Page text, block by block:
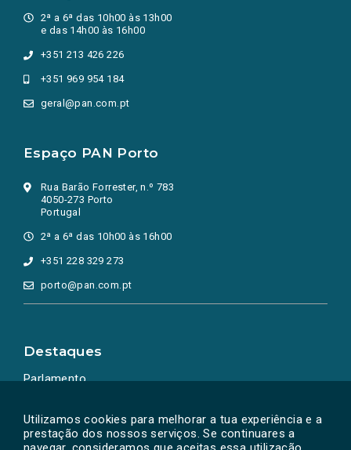
Utilizamos cookies para melhorar a tua experiência e a
prestação dos nossos serviços. Se continuares a
2ª a 6ª das 10h00 às 13h00
e das 14h00 às 16h00
+351 213 426 226
+351 969 954 184
geral@pan.com.pt
Espaço PAN Porto
Rua Barão Forrester, n.º 783
4050-273 Porto
Portugal
2ª a 6ª das 10h00 às 16h00
+351 228 329 273
porto@pan.com.pt
Destaques
Parlamento